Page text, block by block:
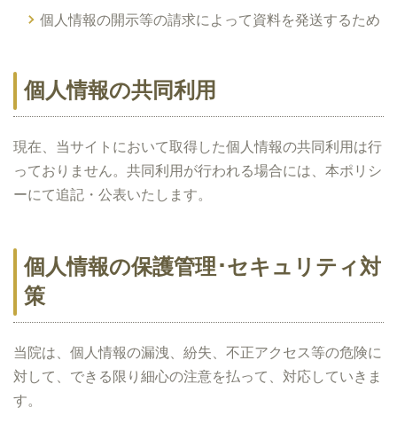
個人情報の開示等の請求によって資料を発送するため
個人情報の共同利用
現在、当サイトにおいて取得した個人情報の共同利用は行
っておりません。共同利用が行われる場合には、本ポリシ
ーにて追記・公表いたします。
個人情報の保護管理･セキュリティ対
策
当院は、個人情報の漏洩、紛失、不正アクセス等の危険に
対して、できる限り細心の注意を払って、対応していきま
す。